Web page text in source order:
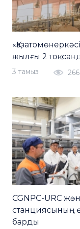
жылғы 2
3 тамыз
CGNPC-URC
станциясының
барды